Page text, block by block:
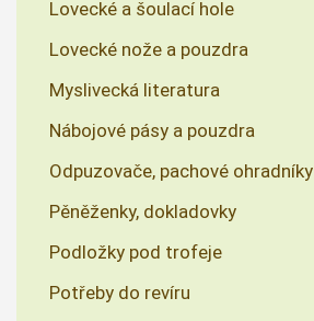
Lovecké a šoulací hole
Lovecké nože a pouzdra
Myslivecká literatura
Nábojové pásy a pouzdra
Odpuzovače, pachové ohradníky
Pěněženky, dokladovky
Podložky pod trofeje
Potřeby do revíru